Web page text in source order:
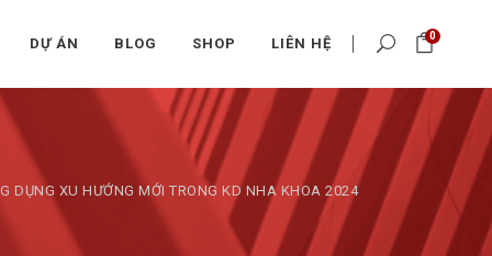
DỰ ÁN BLOG SHOP LIÊN HỆ 0
DỤNG XU HƯỚNG MỚI TRONG KD NHA KHOA 2024